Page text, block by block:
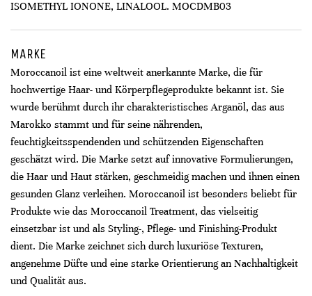
ISOMETHYL IONONE, LINALOOL. MOCDMB03
MARKE
Moroccanoil ist eine weltweit anerkannte Marke, die für
hochwertige Haar- und Körperpflegeprodukte bekannt ist. Sie
wurde berühmt durch ihr charakteristisches Arganöl, das aus
Marokko stammt und für seine nährenden,
feuchtigkeitsspendenden und schützenden Eigenschaften
geschätzt wird. Die Marke setzt auf innovative Formulierungen,
die Haar und Haut stärken, geschmeidig machen und ihnen einen
gesunden Glanz verleihen. Moroccanoil ist besonders beliebt für
Produkte wie das Moroccanoil Treatment, das vielseitig
einsetzbar ist und als Styling-, Pflege- und Finishing-Produkt
dient. Die Marke zeichnet sich durch luxuriöse Texturen,
angenehme Düfte und eine starke Orientierung an Nachhaltigkeit
und Qualität aus.